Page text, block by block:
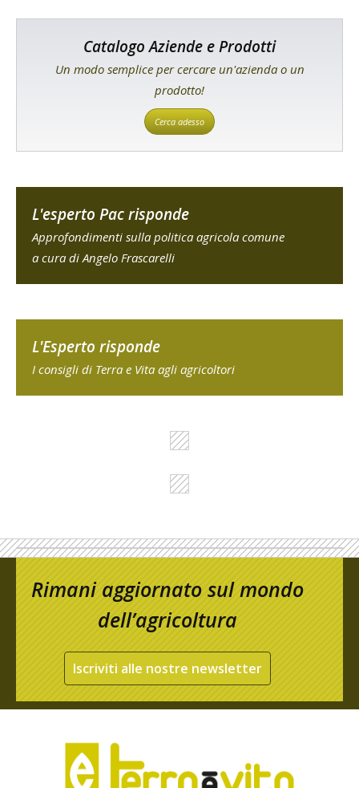
Catalogo Aziende e Prodotti
Un modo semplice per cercare un'azienda o un
prodotto!
Cerca adesso
L'esperto Pac risponde
Approfondimenti sulla politica agricola comune
a cura di Angelo Frascarelli
L'Esperto risponde
I consigli di Terra e Vita agli agricoltori
Rimani aggiornato sul mondo
dell’agricoltura
Iscriviti alle nostre newsletter